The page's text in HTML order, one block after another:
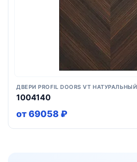
ДВЕРИ PROFIL DOORS VT
1004140
от 69058 ₽